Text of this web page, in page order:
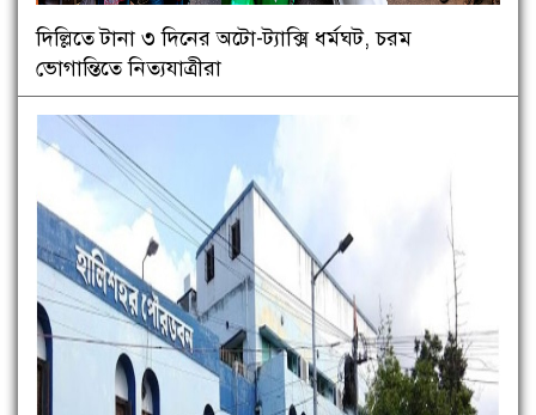
দিল্লিতে টানা ৩ দিনের অটো-ট্যাক্সি ধর্মঘট, চরম
ভোগান্তিতে নিত্যযাত্রীরা